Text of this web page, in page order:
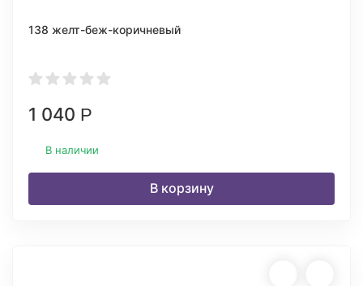
138 желт-беж-коричневый
1 040 Р
В наличии
В корзину